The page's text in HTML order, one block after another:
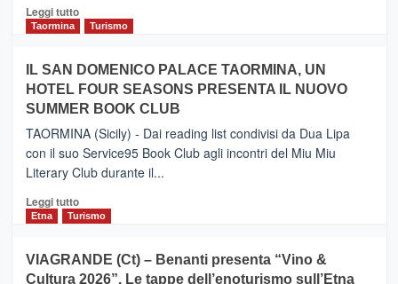
e
Zanzibar
da
Neos
Leggi tuttoLeggi
PIEDIMONTE
ETNEO
–
Meta
turistica
privilegiata
secondo
dati
di
Anche
la
Taormina Turismo
IL SAN DOMENICO PALACE TAORMINA, UN
HOTEL FOUR SEASONS PRESENTA IL NUOVO
SUMMER BOOK CLUB
TAORMINA (Sicily) - Dai reading list condivisi da Dua Lipa
con il suo Service95 Book Club agli incontri del Miu Miu
Literary Club durante il...
Leggi tuttoLeggi
di
IL
Etna Turismo
VIAGRANDE (Ct) – Benanti presenta “Vino &
Cultura 2026”. Le tappe dell’enoturismo sull’Etna